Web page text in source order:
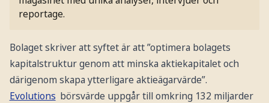
reportage.
Bolaget skriver att syftet är att ”optimera bolagets
kapitalstruktur genom att minska aktiekapitalet och
därigenom skapa ytterligare aktieägarvärde”.
Evolutions börsvärde uppgår till omkring 132 miljarder